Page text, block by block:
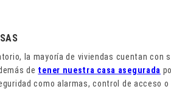
la mayoría de viviendas cuentan con
de tener nuestra casa asegurada
como alarmas, control de acceso